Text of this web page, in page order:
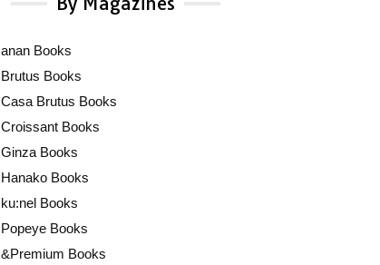
anan Books
Brutus Books
Casa Brutus Books
Croissant Books
Ginza Books
Hanako Books
ku:nel Books
Popeye Books
&Premium Books